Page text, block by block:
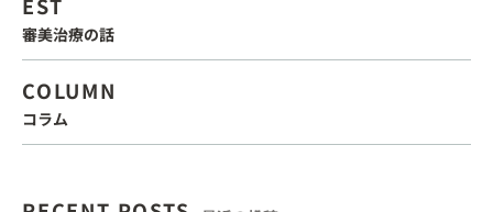
審美治療の話
COLUMN
コラム